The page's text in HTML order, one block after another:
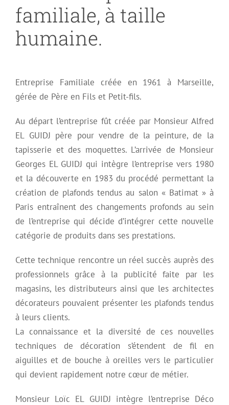
familiale, à taille
humaine.
Entreprise Familiale créée en 1961 à Marseille,
gérée de Père en Fils et Petit-fils.
Au départ l’entreprise fût créée par Monsieur Alfred
EL GUIDJ père pour vendre de la peinture, de la
tapisserie et des moquettes. L’arrivée de Monsieur
Georges EL GUIDJ qui intègre l’entreprise vers 1980
et la découverte en 1983 du procédé permettant la
création de plafonds tendus au salon « Batimat » à
Paris entraînent des changements profonds au sein
de l’entreprise qui décide d’intégrer cette nouvelle
catégorie de produits dans ses prestations.
Cette technique rencontre un réel succès auprès des
professionnels grâce à la publicité faite par les
magasins, les distributeurs ainsi que les architectes
décorateurs pouvaient présenter les plafonds tendus
à leurs clients.
La connaissance et la diversité de ces nouvelles
techniques de décoration s’étendent de fil en
aiguilles et de bouche à oreilles vers le particulier
qui devient rapidement notre cœur de métier.
Monsieur Loïc EL GUIDJ intègre l’entreprise Déco